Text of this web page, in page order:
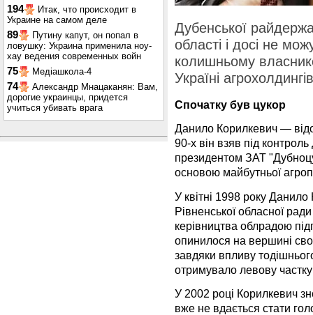
194
Итак, что происходит в
Украине на самом деле
89
Путину капут, он попал в
ловушку: Украина применила ноу-
хау ведения современных войн
75 Медіашкола-4
74
Александр Мнацаканян: Вам,
дорогие украинцы, придется
учиться убивать врага
Дубенської
області і досі не
колишньому
Україні
Спочатку був цукор
Данило Корилкевич —
90-х він взяв під
президентом ЗАТ
основою майбутньої
У квітні 1998 року
Рівненської обласної
керівництва облрадою
опинилося на вершині
завдяки впливу
отримувало левову
У 2002 році Корилкевич
вже не вдається стати